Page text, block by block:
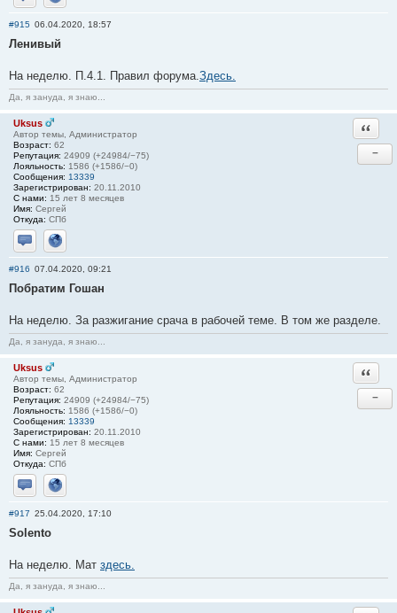
Отправить личное сообщение
Сайт
#915 06.04.2020, 18:57
Ленивый
На неделю. П.4.1. Правил форума.Здесь.
Да, я зануда, я знаю...
Uksus
Автор темы, Администратор
Возраст: 62
Репутация: 24909 (+24984/−75)
Лояльность: 1586 (+1586/−0)
Сообщения: 13339
Зарегистрирован: 20.11.2010
С нами: 15 лет 8 месяцев
Имя: Сергей
Откуда: СПб
Отправить личное сообщение
Сайт
−
#916 07.04.2020, 09:21
Побратим Гошан
На неделю. За разжигание срача в рабочей теме. В том же разделе.
Да, я зануда, я знаю...
Uksus
Автор темы, Администратор
Возраст: 62
Репутация: 24909 (+24984/−75)
Лояльность: 1586 (+1586/−0)
Сообщения: 13339
Зарегистрирован: 20.11.2010
С нами: 15 лет 8 месяцев
Имя: Сергей
Откуда: СПб
Отправить личное сообщение
Сайт
−
#917 25.04.2020, 17:10
Solento
На неделю. Мат здесь.
Да, я зануда, я знаю...